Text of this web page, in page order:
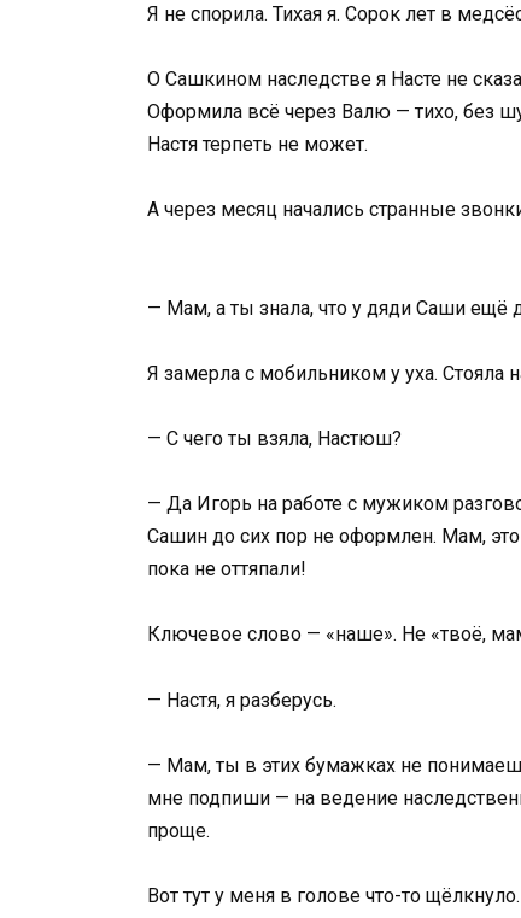
Я не спорила. Тихая я. Сорок лет в
О Сашкином наследстве я Насте не
Оформила всё через Валю — тихо, без
Настя терпеть не может.
А через месяц начались странные
— Мам, а ты знала, что у дяди Саши ещё
Я замерла с мобильником у уха. Стояла
— С чего ты взяла, Настюш?
— Да Игорь на работе с мужиком
Сашин до сих пор не оформлен. Мам,
пока не оттяпали!
Ключевое слово — «наше». Не «твоё,
— Настя, я разберусь.
— Мам, ты в этих бумажках не
мне подпиши — на ведение
проще.
Вот тут у меня в голове что-то